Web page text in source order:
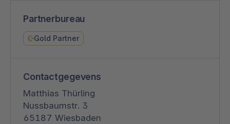
Partnerbureau
Gold Partner
Contactgegevens
Matthias Thürling
Nussbaumstr. 3
65187 Wiesbaden